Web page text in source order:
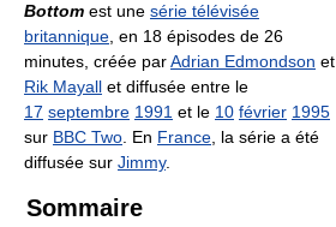
Bottom est une série télévisée
britannique , en 18 épisodes de 26
minutes, créée parAdrian Edmondson et
Rik Mayall et diffusée entre le
17 septembre 1991 et le 10 février 1995
sur BBC Two . En France , la série a été
diffusée sur Jimmy.
Sommaire